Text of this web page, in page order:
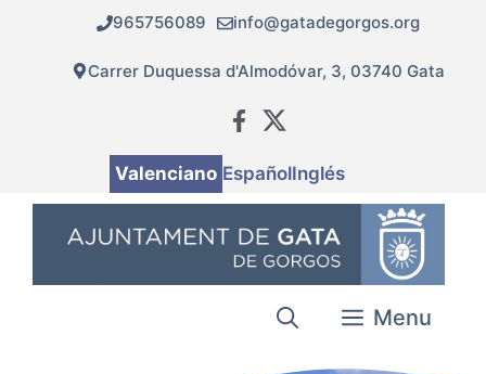
contingut
965756089 info@gatadegorgos.org
Carrer Duquessa d'Almodóvar, 3, 03740 Gata
Valenciano EspañolInglés
Menu